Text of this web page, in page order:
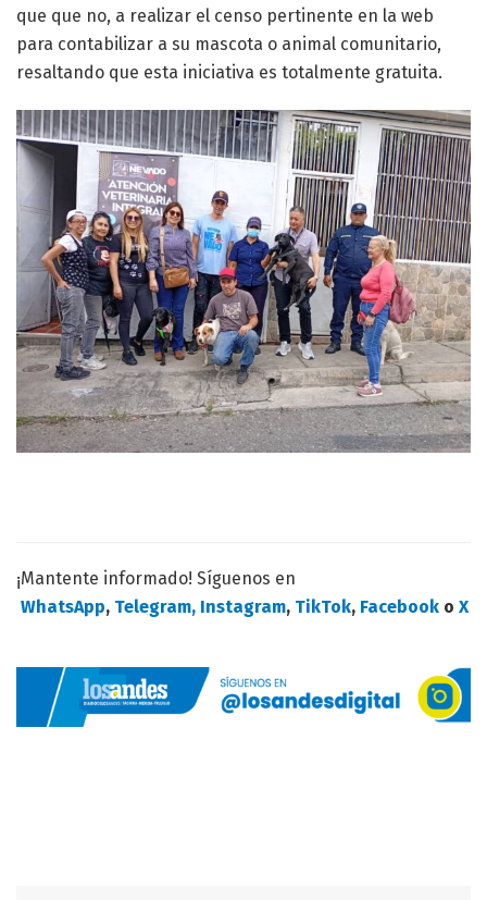
que que no, a realizar el censo pertinente en la web
para contabilizar a su mascota o animal comunitario,
resaltando que esta iniciativa es totalmente gratuita.
¡Mantente informado! Síguenos en
WhatsApp, Telegram, Instagram, TikTok, Facebook o X